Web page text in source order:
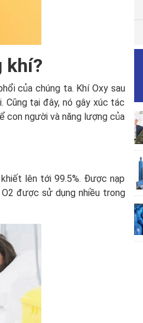
khí?
của chúng ta. Khí Oxy sau
tại đây, nó gây xúc tác
người và năng lượng của
lên tới 99.5%. Được nạp
được sử dụng nhiều trong